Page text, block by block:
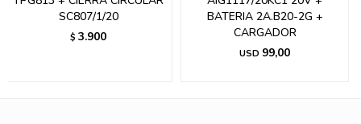
SC807/1/20
$ 3.900
BATERIA 2A.B20-2G +
CARGADOR
USD 99,00